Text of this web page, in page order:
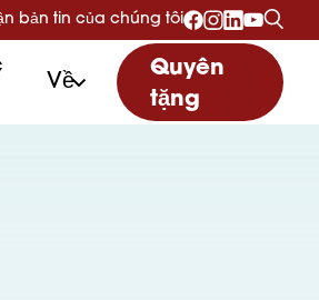
bản tin của chúng tôi
Về
Quyên
tặng